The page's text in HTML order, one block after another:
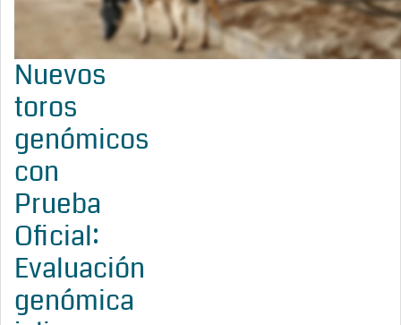
Nuevos
toros
genómicos
con
Prueba
Oficial:
Evaluación
genómica